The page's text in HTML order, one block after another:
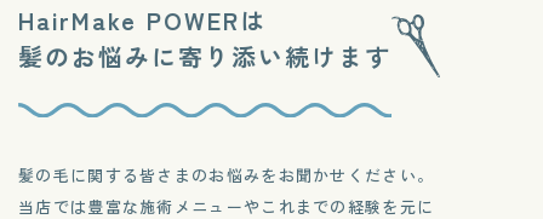
HairMake POWERは
髪のお悩みに寄り添い続けます
髪の毛に関する皆さまのお悩みをお聞かせください。
当店では豊富な施術メニューやこれまでの経験を元に